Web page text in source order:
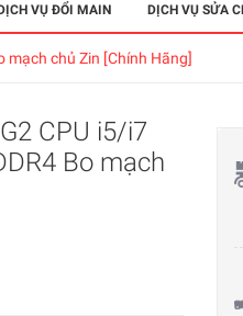
VỤ ĐỔI MAIN DỊCH VỤ SỬA
mạch chủ Zin [Chính Hãng]
CPU i5/i7
Bo mạch